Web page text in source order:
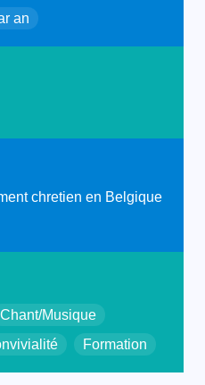
an
chretien en Belgique
Chant/Musique
Formation